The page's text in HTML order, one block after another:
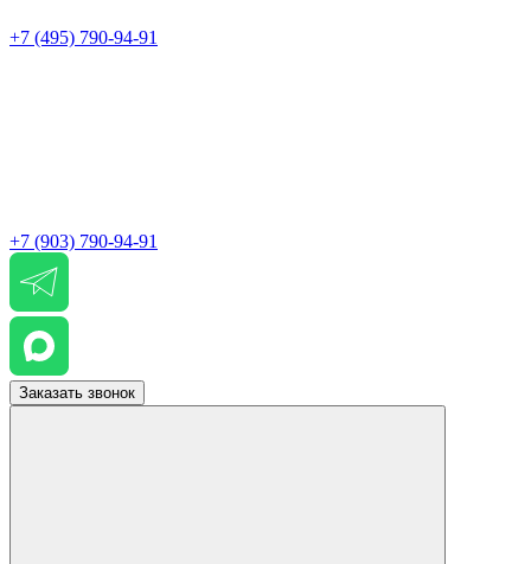
+7 (495) 790-94-91
+7 (903) 790-94-91
Заказать звонок